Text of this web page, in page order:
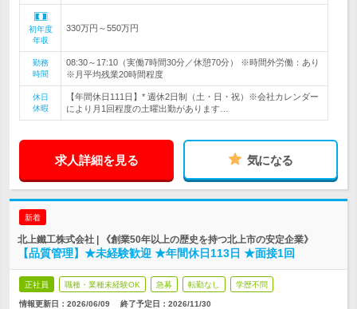
初年度
年収
330万円～550万円
勤務
時間
08:30～17:10（実働7時間30分／休憩70分） ※時間外労働：あり
※月平均残業20時間程度
休日
休暇
【年間休日111日】* 週休2日制（土・日・祝）※会社カレンダー
により月1回程度の土曜出勤があります…
求人詳細を見る 気になる
新着
北上鐵工株式会社 | 《創業50年以上の歴史を持つ北上市の安定企業》
【品質管理】★未経験歓迎 ★年間休日113日 ★面接1回
正社員 職種・業種未経験OK 急募 転勤なし 学歴不問
情報更新日：2026/06/09 終了予定日： 2026/11/30